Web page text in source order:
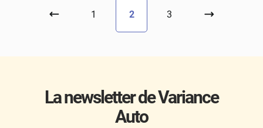
1 2 3
La newsletter de Variance
Auto